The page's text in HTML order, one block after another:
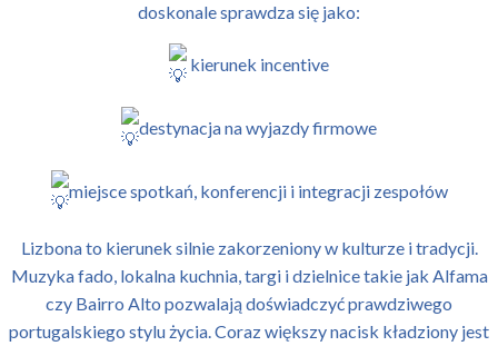
doskonale sprawdza się jako:
kierunek incentive
destynacja na wyjazdy firmowe
miejsce spotkań, konferencji i integracji zespołów
Lizbona to kierunek silnie zakorzeniony w kulturze i tradycji.
Muzyka fado, lokalna kuchnia, targi i dzielnice takie jak Alfama
czy Bairro Alto pozwalają doświadczyć prawdziwego
portugalskiego stylu życia. Coraz większy nacisk kładziony jest